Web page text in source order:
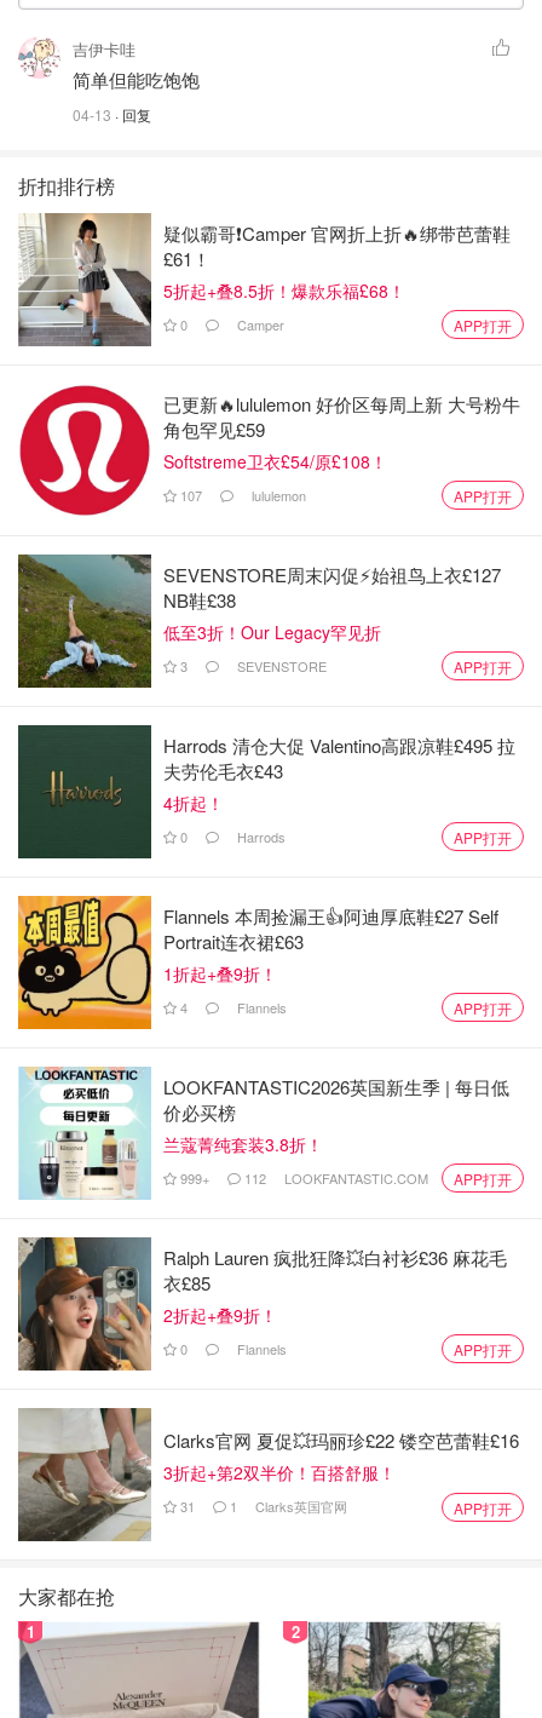
吉伊卡哇
简单但能吃饱饱
04-13 · 回复
折扣排行榜
疑似霸哥❗️Camper 官网折上折🔥绑带芭蕾鞋
£61！
5折起+叠8.5折！爆款乐福£68！
0 Camper APP打开
已更新🔥lululemon 好价区每周上新 大号粉牛
角包罕见£59
Softstreme卫衣£54/原£108！
107 lululemon APP打开
SEVENSTORE周末闪促⚡️始祖鸟上衣£127
NB鞋£38
低至3折！Our Legacy罕见折
3 SEVENSTORE APP打开
Harrods 清仓大促 Valentino高跟凉鞋£495 拉
夫劳伦毛衣£43
4折起！
0 Harrods APP打开
Flannels 本周捡漏王👍阿迪厚底鞋£27 Self
Portrait连衣裙£63
1折起+叠9折！
4 Flannels APP打开
LOOKFANTASTIC2026英国新生季 | 每日低
价必买榜
兰蔻菁纯套装3.8折！
999+ 112 LOOKFANTASTIC.COM APP打开
Ralph Lauren 疯批狂降💥白衬衫£36 麻花毛
衣£85
2折起+叠9折！
0 Flannels APP打开
Clarks官网 夏促💥玛丽珍£22 镂空芭蕾鞋£16
3折起+第2双半价！百搭舒服！
31 1 Clarks英国官网 APP打开
大家都在抢
1 2